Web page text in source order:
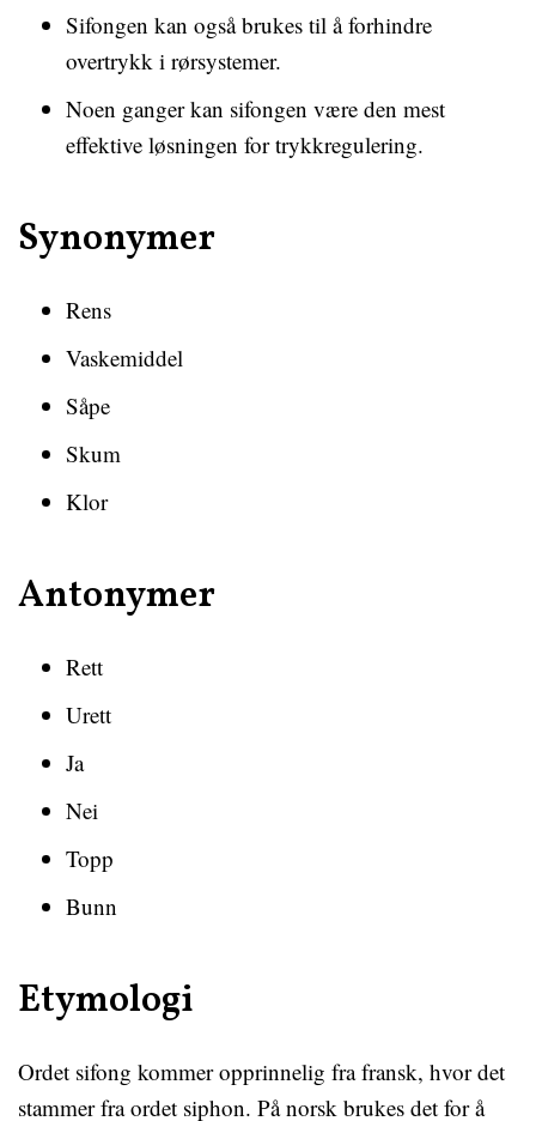
Sifongen kan også brukes til å forhindre
overtrykk i rørsystemer.
Noen ganger kan sifongen være den mest
effektive løsningen for trykkregulering.
Synonymer
Rens
Vaskemiddel
Såpe
Skum
Klor
Antonymer
Rett
Urett
Ja
Nei
Topp
Bunn
Etymologi
Ordet sifong kommer opprinnelig fra fransk, hvor det
stammer fra ordet siphon. På norsk brukes det for å